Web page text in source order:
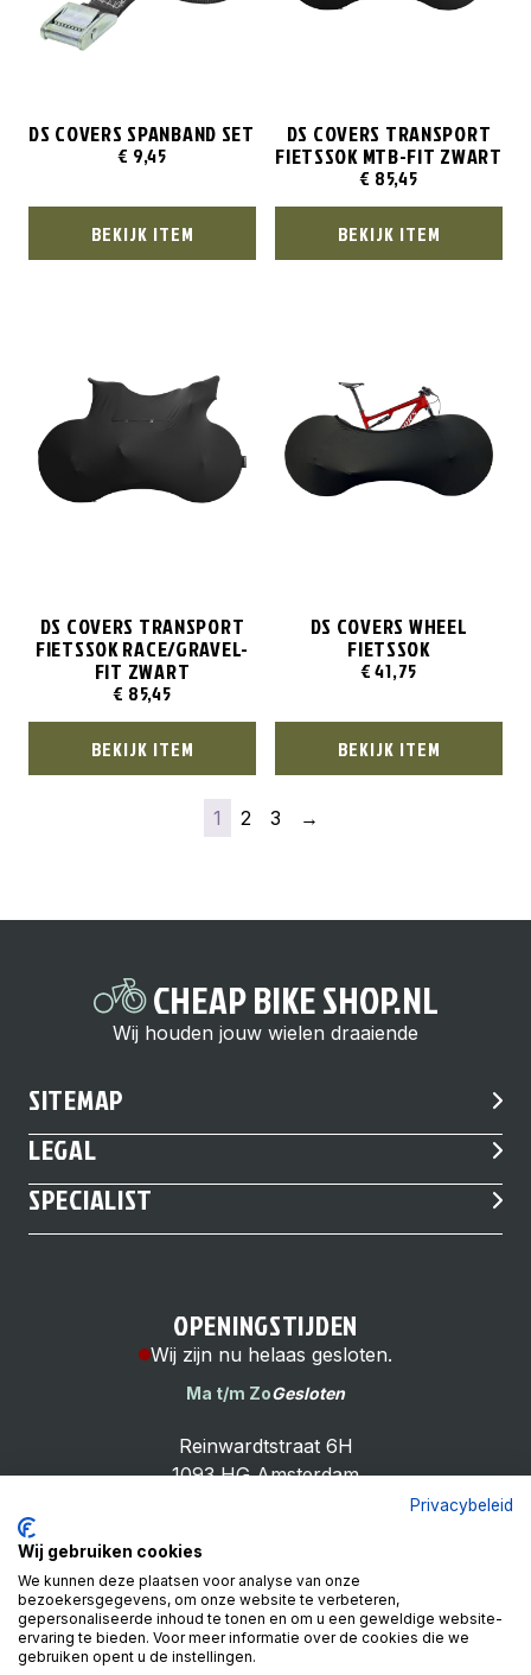
DS COVERS SPANBAND SET
€ 9,45
BEKIJK ITEM
DS COVERS TRANSPORT
FIETSSOK MTB-FIT ZWART
€ 85,45
BEKIJK ITEM
DS COVERS TRANSPORT
FIETSSOK RACE/GRAVEL-
FIT ZWART
€ 85,45
BEKIJK ITEM
DS COVERS WHEEL
FIETSSOK
€41,75
BEKIJK ITEM
1 2 3 →
CHEAP BIKE SHOP.NL
Wij houden jouw wielen draaiende
SITEMAP
LEGAL
SPECIALIST
Cheap Bike Shop
4.9
Based on 99 reviews
OPENINGSTIJDEN
Wij zijn nu helaas gesloten.
Ma t/m ZoGesloten
Reinwardtstraat 6H
1093 HG Amsterdam
Privacybeleid
Wij gebruiken cookies
We kunnen deze plaatsen voor analyse van onze
bezoekersgegevens, om onze website te verbeteren,
gepersonaliseerde inhoud te tonen en om u een geweldige website-
ervaring te bieden. Voor meer informatie over de cookies die we
gebruiken opent u de instellingen.